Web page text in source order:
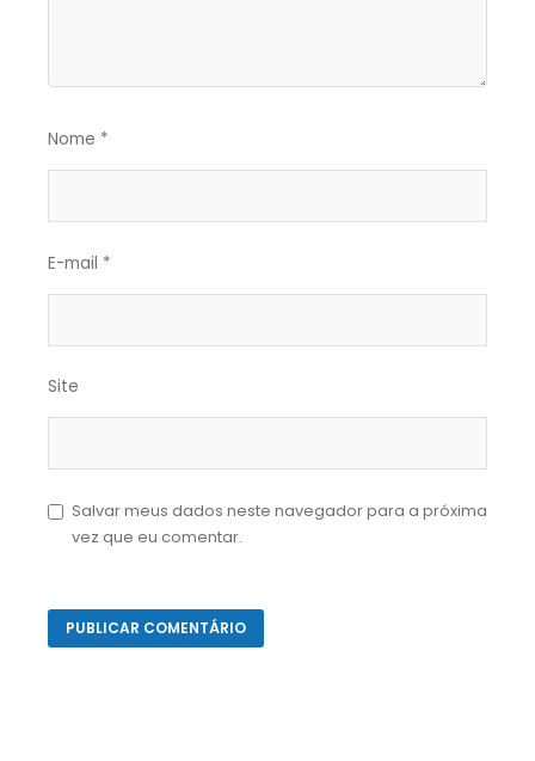
Nome *
E-mail *
Site
Salvar meus dados neste navegador para a próxima
vez que eu comentar.